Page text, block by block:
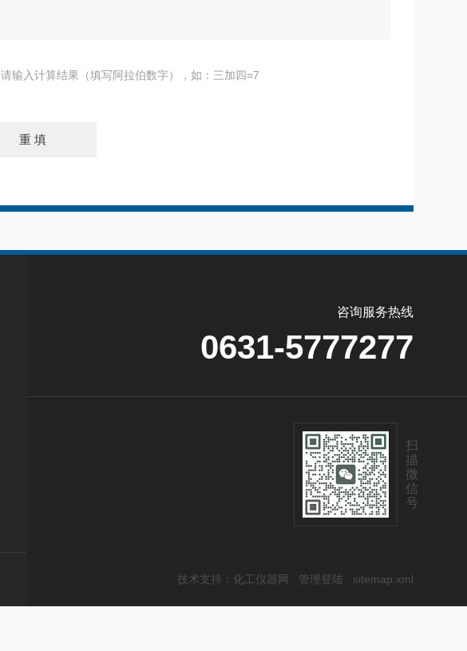
请输入计算结果（填写阿拉伯数字），如：三加四=7
咨询服务热线
0631-5777277
扫
描
微
信
号
技术支持： 化工仪器网 管理登陆 sitemap.xml